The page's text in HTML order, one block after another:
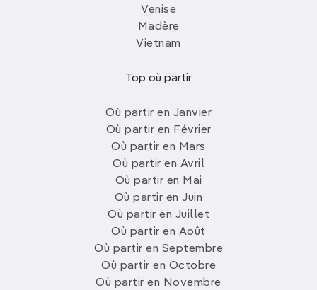
Venise
Madère
Vietnam
Top où partir
Où partir en Janvier
Où partir en Février
Où partir en Mars
Où partir en Avril
Où partir en Mai
Où partir en Juin
Où partir en Juillet
Où partir en Août
Où partir en Septembre
Où partir en Octobre
Où partir en Novembre